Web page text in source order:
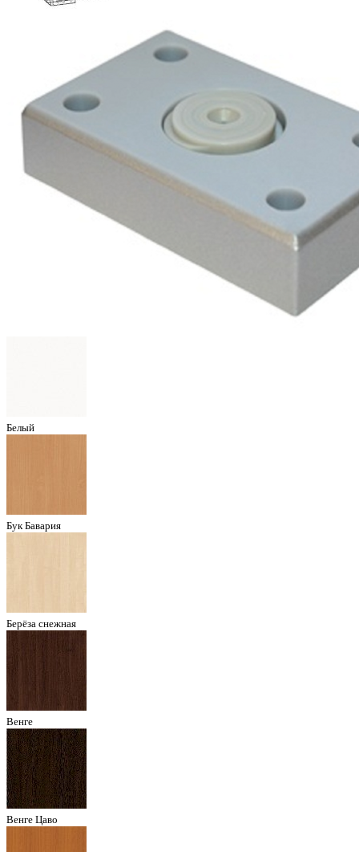
Белый
Бук Бавария
Берёза снежная
Венге
Венге Цаво